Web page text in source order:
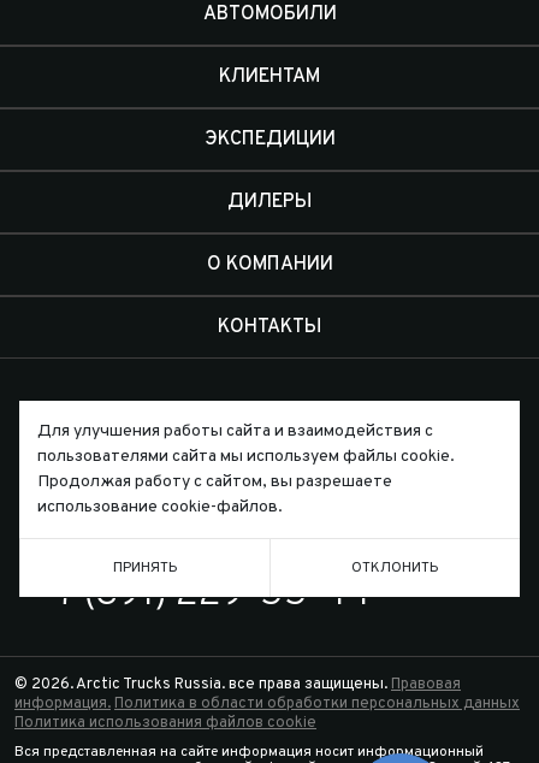
АВТОМОБИЛИ
КЛИЕНТАМ
ЭКСПЕДИЦИИ
ДИЛЕРЫ
О КОМПАНИИ
КОНТАКТЫ
Письмо директору
ТЕЛЕФОН
7 (391) 229-55-44
© 2026. Arctic Trucks Russia. все права защищены. Правовая
информация. Политика в области обработки персональных данных
Политика использования файлов cookie
Вся представленная на сайте информация носит информационный
Для улучшения работы сайта и взаимодействия с
пользователями сайта мы используем файлы cookie.
Продолжая работу с сайтом, вы разрешаете
использование cookie-файлов.
ПРИНЯТЬ ОТКЛОНИТЬ